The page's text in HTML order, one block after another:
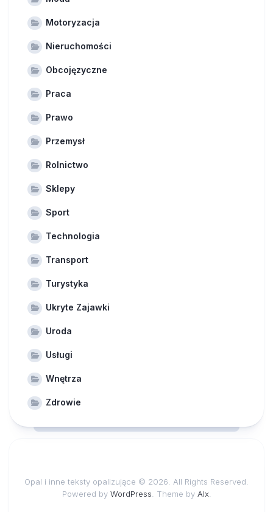
Motoryzacja
Nieruchomości
Obcojęzyczne
Praca
Prawo
Przemysł
Rolnictwo
Sklepy
Sport
Technologia
Transport
Turystyka
Ukryte Zajawki
Uroda
Usługi
Wnętrza
Zdrowie
Opal i inne teksty opalizujące © 2026. All Rights Reserved.
Powered by WordPress . Theme by Alx